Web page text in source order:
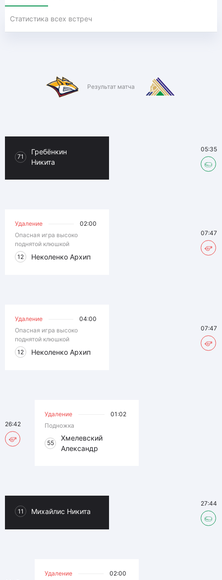
Статистика всех встреч
Результат матча
71
Гребёнкин
Никита
05:35
Удаление
02:00
Опасная игра высоко
поднятой клюшкой
12
Неколенко Архип
07:47
Удаление
04:00
Опасная игра высоко
поднятой клюшкой
12
Неколенко Архип
07:47
Удаление
01:02
Подножка
55
Хмелевский
Александр
26:42
11 Михайлис Никита
27:44
Удаление
02:00